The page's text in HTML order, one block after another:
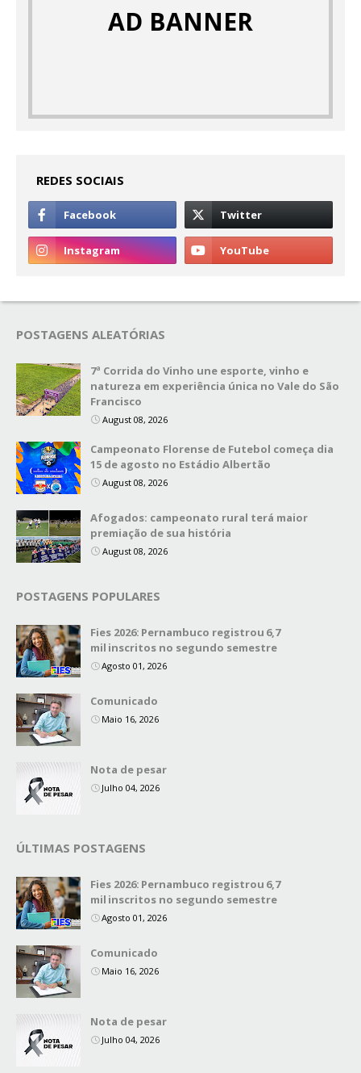
AD BANNER
REDES SOCIAIS
POSTAGENS ALEATÓRIAS
7ª Corrida do Vinho une esporte, vinho e
natureza em experiência única no Vale do São
Francisco
August 08, 2026
Campeonato Florense de Futebol começa dia
15 de agosto no Estádio Albertão
August 08, 2026
Afogados: campeonato rural terá maior
premiação de sua história
August 08, 2026
POSTAGENS POPULARES
Fies 2026: Pernambuco registrou 6,7
mil inscritos no segundo semestre
Agosto 01, 2026
Comunicado
Maio 16, 2026
Nota de pesar
Julho 04, 2026
ÚLTIMAS POSTAGENS
Fies 2026: Pernambuco registrou 6,7
mil inscritos no segundo semestre
Agosto 01, 2026
Comunicado
Maio 16, 2026
Nota de pesar
Julho 04, 2026